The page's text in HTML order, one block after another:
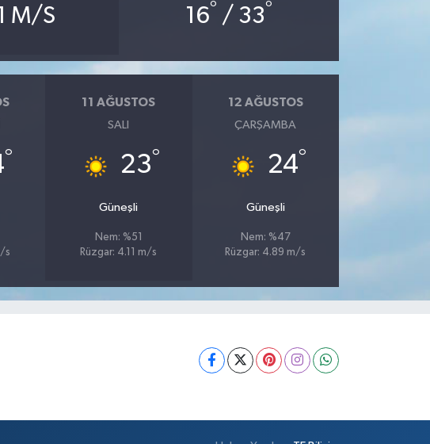
M/S 16° / 33°
°
s
11 AĞUSTOS
SALI
23°
Güneşli
Nem: %51
Rüzgar: 4.11 m/s
12 AĞUSTOS
ÇARŞAMBA
24°
Güneşli
Nem: %47
Rüzgar: 4.89 m/s